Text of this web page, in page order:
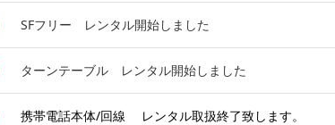
SFフリー レンタル開始しました
ターンテーブル レンタル開始しました
携帯電話本体/回線 レンタル取扱終了致します。